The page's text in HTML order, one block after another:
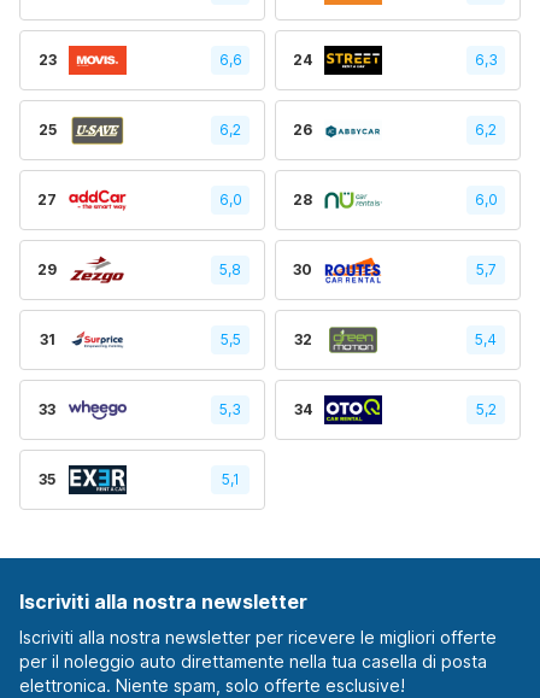
23 6,6 24 6,3
25 6,2 26 6,2
27 6,0 28 6,0
29 5,8 30 5,7
31 5,5 32 5,4
33 5,3 34 5,2
35 5,1
Iscriviti alla nostra newsletter
Iscriviti alla nostra newsletter per ricevere le migliori offerte
per il noleggio auto direttamente nella tua casella di posta
elettronica. Niente spam, solo offerte esclusive!